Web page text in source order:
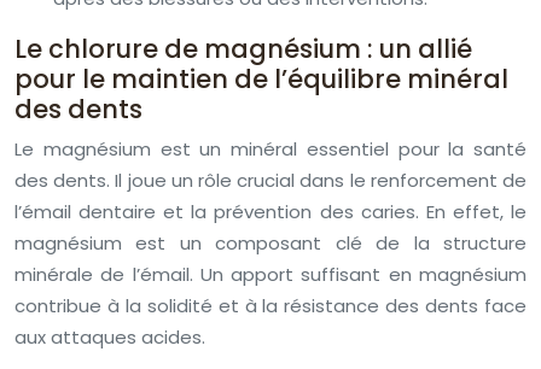
Le chlorure de magnésium : un allié
pour le maintien de l’équilibre minéral
des dents
Le magnésium est un minéral essentiel pour la santé
des dents. Il joue un rôle crucial dans le renforcement de
l’émail dentaire et la prévention des caries. En effet, le
magnésium est un composant clé de la structure
minérale de l’émail. Un apport suffisant en magnésium
contribue à la solidité et à la résistance des dents face
aux attaques acides.